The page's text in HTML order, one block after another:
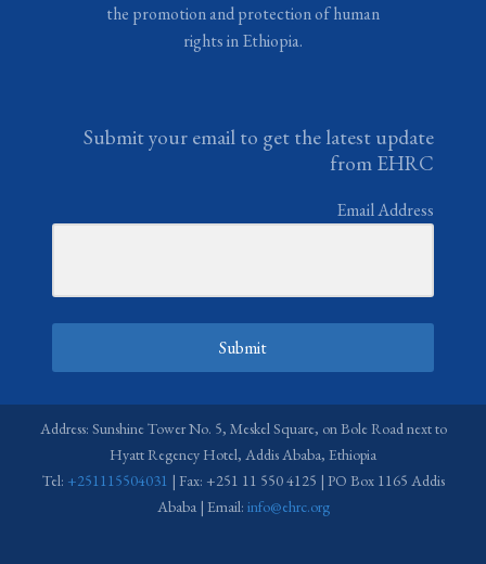
the promotion and protection of human
rights in Ethiopia.
Submit your email to get the latest update
from EHRC
Email Address
Submit
Address: Sunshine Tower No. 5, Meskel Square, on Bole Road next to
Hyatt Regency Hotel, Addis Ababa, Ethiopia
Tel: +251115504031 | Fax: +251 11 550 4125 | PO Box 1165 Addis
Ababa | Email: info@ehrc.org